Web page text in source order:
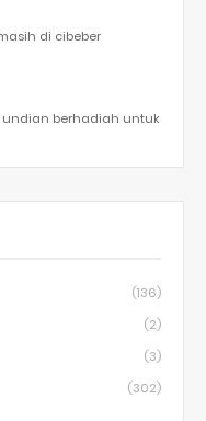
di cibeber
berhadiah untuk
(136)
(2)
(3)
(302)